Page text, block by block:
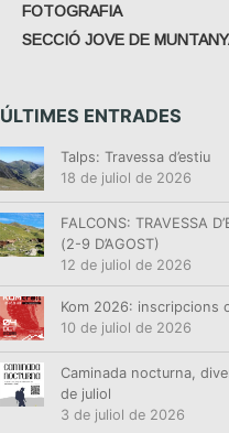
FOTOGRAFIA
SECCIÓ JOVE DE
ÚLTIMES ENTRADES
Talps: Travessa d’estiu
18 de juliol de 2026
FALCONS: TRAVESSA
(2-9 D’AGOST)
12 de juliol de 2026
Kom 2026: inscripcions
10 de juliol de 2026
Caminada nocturna,
de juliol
3 de juliol de 2026